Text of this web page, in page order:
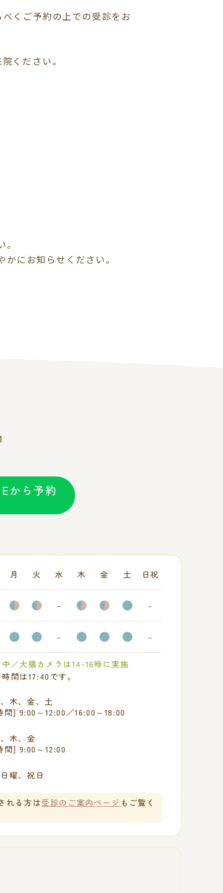
くご予約の上での受診をお
ください。
にお知らせください。
から予約
／大腸カメラは14-16時に実施
間は17:40です。
木、金、土
間] 9:00～12:00／16:00～18:00
木、金
間] 9:00～12:00
曜、祝日
月 火 水 木 金 土 日祝
○ ○ － ○ ○ ○ －
○ ○ － ○ ○ ○ －
れる方は受診のご案内ページ もご覧く